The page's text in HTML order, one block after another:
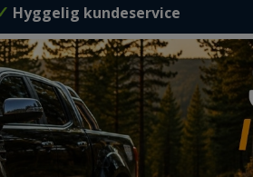
Hyggelig kundeservice